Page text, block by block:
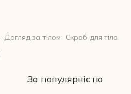
Догляд за тілом Скраб для тіла
За популярністю